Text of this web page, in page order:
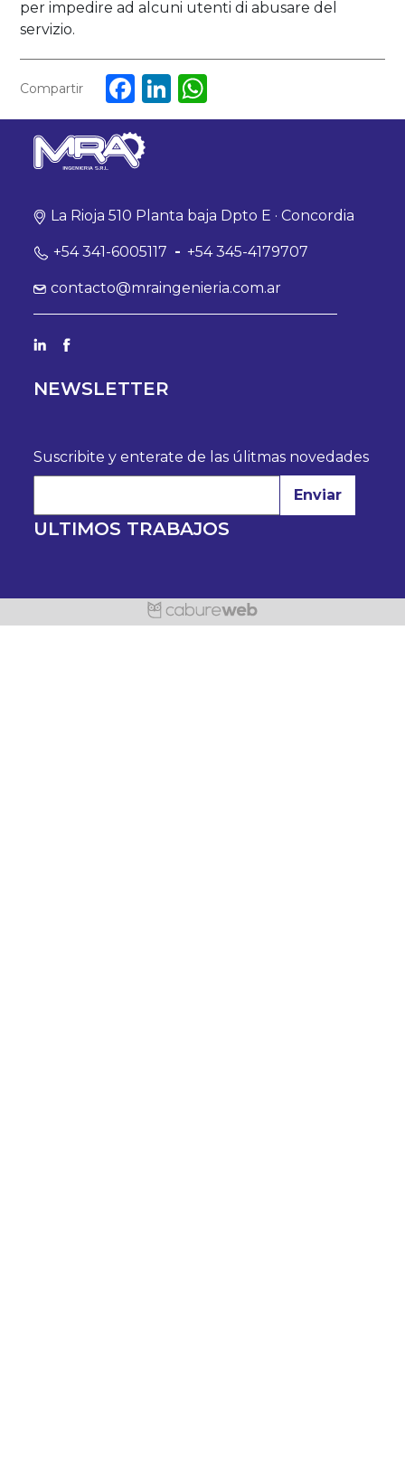
per impedire ad alcuni utenti di abusare del
servizio.
Compartir Facebook
LinkedIn
WhatsApp
La Rioja 510 Planta baja Dpto E · Concordia
+54 341-6005117 - +54 345-4179707
contacto@mraingenieria.com.ar
NEWSLETTER
Suscribite y enterate de las úlitmas novedades
Enviar
ULTIMOS TRABAJOS